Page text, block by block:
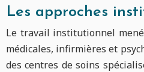
Les approches
Le travail institutionnel
médicales, infirmières et
des centres de soins